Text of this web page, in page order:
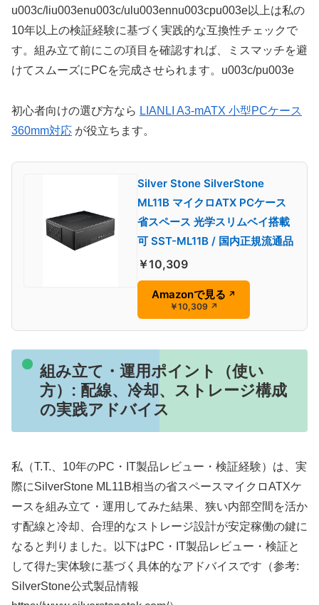
u003c/liu003enu003c/ulu003ennu003cpu003e以上は私の
10年以上の検証経験に基づく実践的な互換性チェックで
す。組み立て前にこの項目を確認すれば、ミスマッチを避
けてスムーズにPCを完成させられます。u003c/pu003e
初心者向けの選び方なら LIANLI A3-mATX 小型PCケース
360mm対応 が役立ちます。
Silver Stone SilverStone
ML11B マイクロATX PCケース
省スペース 光学スリムベイ搭載
可 SST-ML11B / 国内正規流通品
￥10,309
Amazonで見る ↗
￥10,309 ↗
組み立て・運用ポイント（使い
方）: 配線、冷却、ストレージ構成
の実践アドバイス
私（T.T.、10年のPC・IT製品レビュー・検証経験）は、実
際にSilverStone ML11B相当の省スペースマイクロATXケ
ースを組み立て・運用してみた結果、狭い内部空間を活か
す配線と冷却、合理的なストレージ設計が安定稼働の鍵に
なると判りました。以下はPC・IT製品レビュー・検証と
して得た実体験に基づく具体的なアドバイスです（参考:
SilverStone公式製品情報